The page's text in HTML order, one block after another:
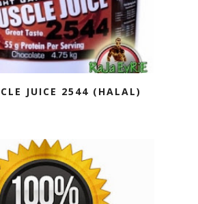
JUICE 2544 (HALAL)